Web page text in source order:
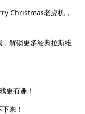
Christmas老虎机，
解锁更多经典拉斯维
更有趣！
来！